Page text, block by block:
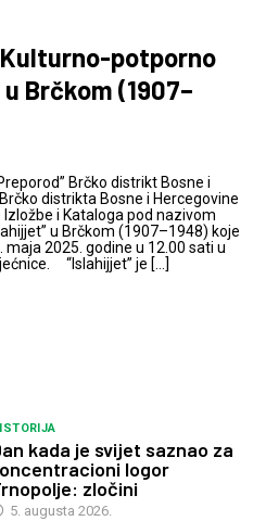
potporno
Brčkom (1907–
Brčko distrikt Bosne i
distrikta Bosne i Hercegovine
i Kataloga pod nazivom
u Brčkom (1907–1948) koje
2025. godine u 12.00 sati u
“Islahijjet” je […]
kada je svijet saznao za
logor
zločini
5. augusta 2026.